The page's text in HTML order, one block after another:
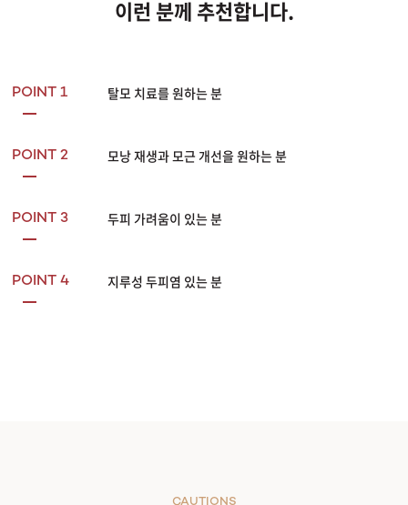
이런 분께 추천합니다.
POINT 1 탈모 치료를 원하는 분
POINT 2 모낭 재생과 모근 개선을 원하는 분
POINT 3 두피 가려움이 있는 분
POINT 4 지루성 두피염 있는 분
CAUTIONS